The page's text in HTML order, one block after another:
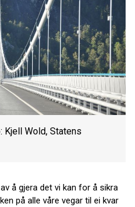
Kjell Wold, Statens
å gjera det vi kan for å sikra
på alle våre vegar til ei kvar